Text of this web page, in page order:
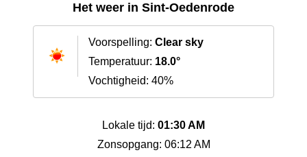
Het weer in Sint-Oedenrode
Voorspelling: Clear sky
Temperatuur: 18.0°
Vochtigheid: 40%
Lokale tijd: 01:30 AM
Zonsopgang: 06:12 AM